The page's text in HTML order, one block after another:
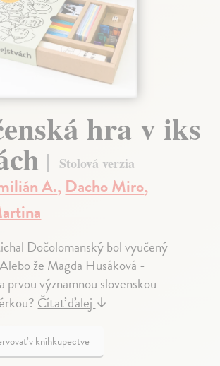
hra v iks
Stolová verzia
A.,Dacho Miro,
Dočolomanský bol vyučený
že Magda Husáková -
prvou významnou slovenskou
Čítať ďalej↓
v kníhkupectve